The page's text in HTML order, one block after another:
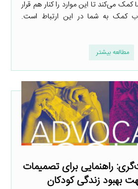
می‌کند تا این موارد را کنار هم قرار
کمک به شما در این ارتباط است.
مطالعه بیشتر
راهنمایی برای تصمیمات
بهبود زندگی کودکان